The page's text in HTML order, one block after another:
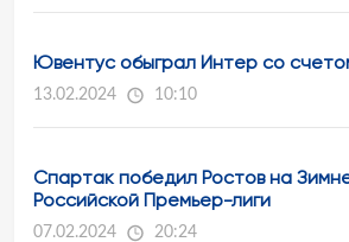
Ювентус обыграл Интер со
13.02.2024 10:10
Спартак победил Ростов на
Российской Премьер-лиги
07.02.2024 20:24